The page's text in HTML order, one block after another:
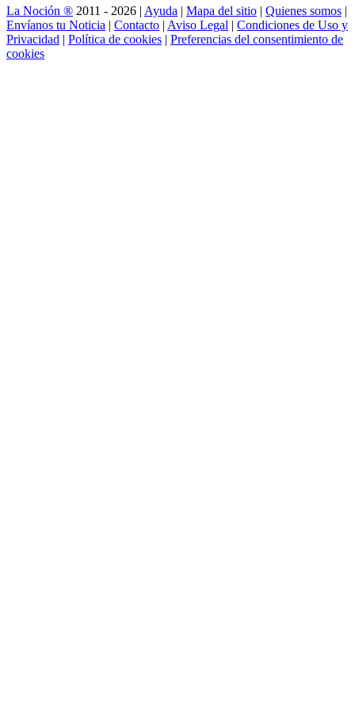
La Noción ® 2011 - 2026 | Ayuda | Mapa del sitio | Quienes somos |
Envíanos tu Noticia | Contacto | Aviso Legal | Condiciones de Uso y
Privacidad | Política de cookies | Preferencias del consentimiento de
cookies